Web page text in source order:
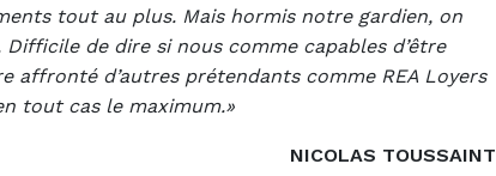
tout au plus. Mais hormis notre gardien, on
de dire si nous comme capables d’être
affronté d’autres prétendants comme REA Loyers
tout cas le maximum.»
NICOLAS TOUSSAINT